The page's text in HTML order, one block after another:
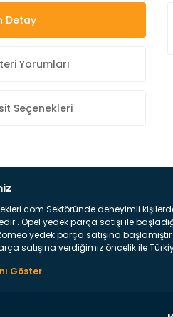
Detay
Yorumları
Seçenekleri
Sektöründe deneyimli
. Opel yedek parça satışı ile
yedek parça satışına
satışına verdiğimiz öncelik ile
parçalar sizlere fikir sağlayacaktır.
disk ile teması sayesinde durmayı